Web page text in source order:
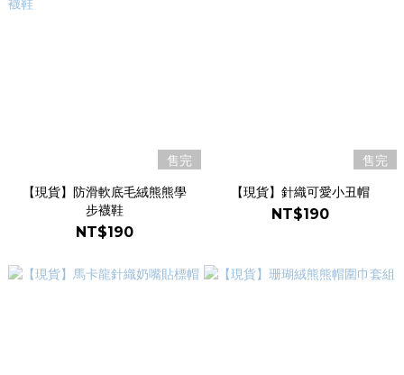
售完
【現貨】防滑軟底毛絨熊熊學
步襪鞋
NT$190
售完
【現貨】針織可愛小丑帽
NT$190